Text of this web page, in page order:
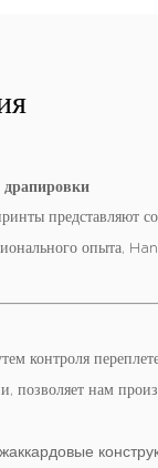
представляют
опыта,
контроля
нам